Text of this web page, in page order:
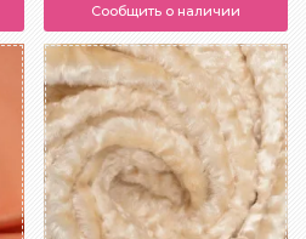
Сообщить о наличии